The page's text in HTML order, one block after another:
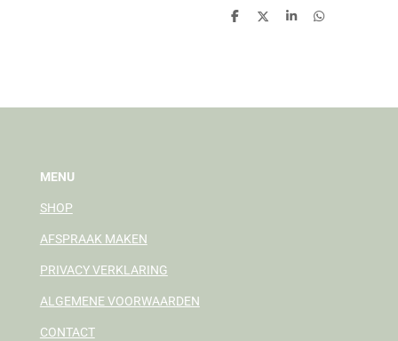
D
D
S
D
MENU
SHOP
AFSPRAAK MAKEN
PRIVACY VERKLARING
ALGEMENE VOORWAARDEN
CONTACT